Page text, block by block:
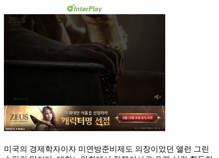
미국의 경제학자이자 미연방준비제도 의장이었던 앨런 그린